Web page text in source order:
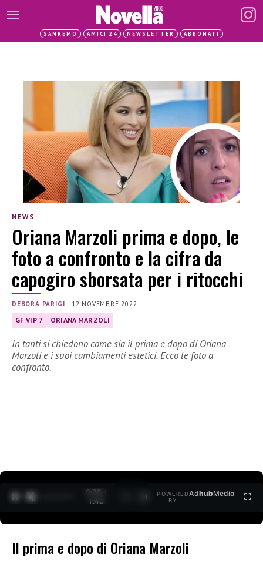
SANREMO AMICI 24 NEWSLETTER ABBONATI
NEWS
Oriana Marzoli prima e dopo, le
foto a confronto e la cifra da
capogiro sborsata per i ritocchi
DEBORA PARIGI | 12 NOVEMBRE 2022
GF VIP 7 ORIANA MARZOLI
In tanti si chiedono come sia il prima e dopo di Oriana
Marzoli e i suoi cambiamenti estetici. Ecco le foto a
confronto.
0:30 /
1:40
POWERED
BY
AdhubMedia
Il prima e dopo di Oriana Marzoli